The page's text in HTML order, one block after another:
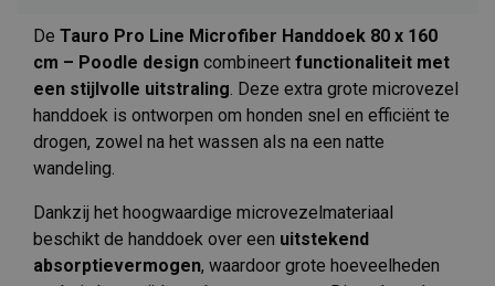
De Tauro Pro Line Microfiber Handdoek 80 x 160
cm – Poodle design combineert functionaliteit met
een stijlvolle uitstraling . Deze extra grote microvezel
handdoek is ontworpen om honden snel en efficiënt te
drogen, zowel na het wassen als na een natte
wandeling.
Dankzij het hoogwaardige microvezelmateriaal
beschikt de handdoek over een uitstekend
absorptievermogen, waardoor grote hoeveelheden